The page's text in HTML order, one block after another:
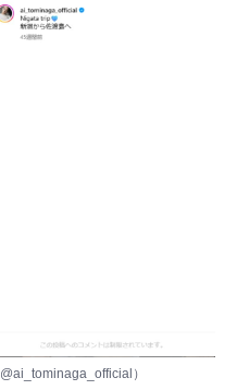
@ai_tominaga_official ）